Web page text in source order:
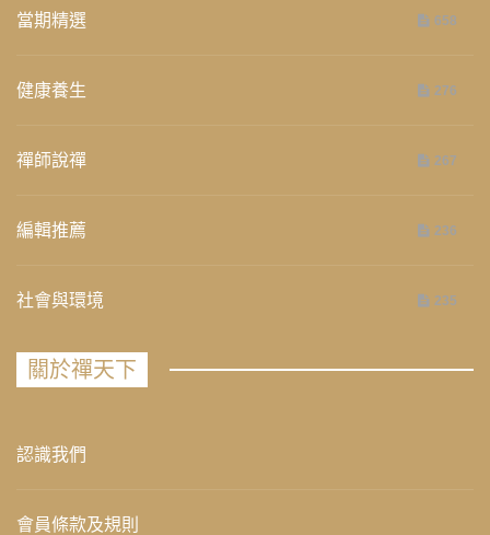
當期精選 658
健康養生 276
禪師說禪 267
編輯推薦 236
社會與環境 235
關於禪天下
認識我們
會員條款及規則